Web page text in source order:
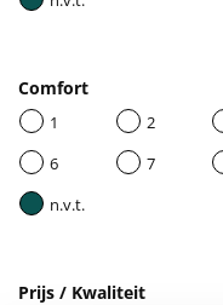
Comfort
1 2
6
7
n.v.t.
Prijs / Kwaliteit